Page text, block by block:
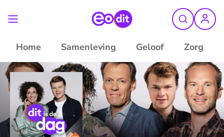
Home Samenleving Geloof Zorg